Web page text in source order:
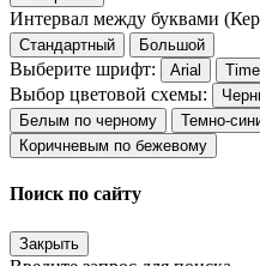
Интервал между буквами
Стандартный
Большой
Выберите шрифт: Arial
Выбор цветовой схемы:
Белым по черному
Темно-
Коричневым по бежевому
Поиск по сайту
Закрыть